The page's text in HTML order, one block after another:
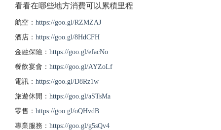
看看在哪些地方消費可以累積里程
航空： https://goo.gl/RZMZAJ
酒店： https://goo.gl/8HdCFH
金融保險： https://goo.gl/efacNo
餐飲宴會： https://goo.gl/AYZoLf
電訊： https://goo.gl/D8Rz1w
旅遊休閒： https://goo.gl/aSTsMa
零售： https://goo.gl/oQHvdB
專業服務： https://goo.gl/g5sQv4